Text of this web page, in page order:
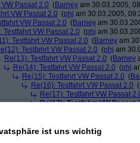
VW Passat 2.0 (Barney am 30.03.2005,
VW Passat 2.0 (phj am 30.03.2005,
VW Passat 2.0 (Barney am
Testfahrt VW Passat 2.0 (phj am
Testfahrt VW Passat 2.0 (Barney am
Testfahrt VW Passat 2.0 (phj am
Re(13): Testfahrt VW Passat 2.0 (Barney
Re(14): Testfahrt VW Passat 2.0 (phj
Re(15): Testfahrt VW Passat 2.0 (
Re(16): Testfahrt VW Passat 2.0 (
Re(17): Testfahrt VW Passat
Re(17): Testfahrt VW Passat
Re(20): Testfahrt VW
ist uns wichtig